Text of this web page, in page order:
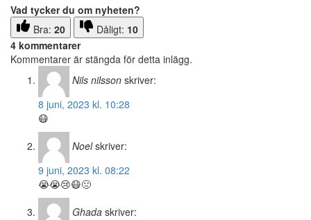
Vad tycker du om nyheten?
Bra: 20 Dåligt: 10
4 kommentarer
Kommentarer är stängda för detta inlägg.
Nils nilsson skriver:
8 juni, 2023 kl. 10:28
😷
Noel skriver:
9 juni, 2023 kl. 08:22
😭😭😢😷🤢
Ghada skriver: